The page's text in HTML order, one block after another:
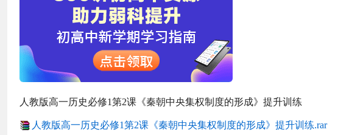
人教版高一历史必修1第2课《秦朝中央集权制度的形成》提升训练
人教版高一历史必修1第2课《秦朝中央集权制度的形成》提升训练.rar